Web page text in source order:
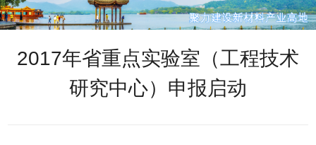
2017年省重点实验室（工程技术
研究中心）申报启动